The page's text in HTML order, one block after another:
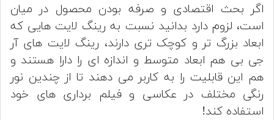
اگر بحث اقتصادی و صرفه بودن محصول در میان
است، لزوم دارد بدانید نسبت به رینگ لایت هایی که
ابعاد بزرگ تر و کوچک تری دارند، رینگ لایت های آر
جی بی هم ابعاد متوسط و اندازه ای را دارا هستند و
هم این قابلیت را به کاربر می دهند تا از چندین نور
رنگی مختلف در عکاسی و فیلم برداری های خود
استفاده کند!